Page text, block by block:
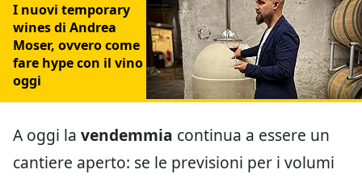
I nuovi temporary
wines di Andrea
Moser, ovvero come
fare hype con il vino
oggi
A oggi la vendemmia continua a essere un
cantiere aperto: se le previsioni per i volumi